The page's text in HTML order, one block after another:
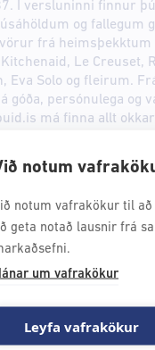
notum
notum vafrakökur til
geta notað lausnir frá
um vafrakökur
Leyfa vafrakökur
Í versluninni finnur
og fallegum
frá heimsþekktum
Le Creuset,
Eva Solo og fleirum.
góða, persónulega og
má finna allt
og Búið